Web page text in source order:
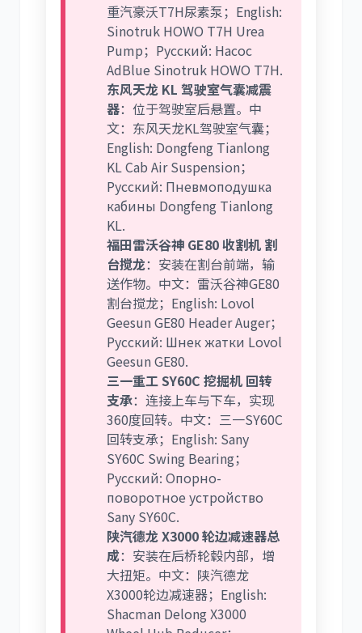
重汽豪沃T7H尿素泵；English:
Sinotruk HOWO T7H Urea
Pump；Русский: Насос
AdBlue Sinotruk HOWO T7H.
东风天龙 KL 驾驶室气囊减震
器：位于驾驶室后悬置。中
文：东风天龙KL驾驶室气囊；
English: Dongfeng Tianlong
KL Cab Air Suspension；
Русский: Пневмоподушка
кабины Dongfeng Tianlong
KL.
福田雷沃谷神 GE80 收割机 割
台搅龙：安装在割台前端，输
送作物。中文：雷沃谷神GE80
割台搅龙；English: Lovol
Geesun GE80 Header Auger；
Русский: Шнек жатки Lovol
Geesun GE80.
三一重工 SY60C 挖掘机 回转
支承：连接上车与下车，实现
360度回转。中文：三一SY60C
回转支承；English: Sany
SY60C Swing Bearing；
Русский: Опорно-
поворотное устройство
Sany SY60C.
陕汽德龙 X3000 轮边减速器总
成：安装在后桥轮毂内部，增
大扭矩。中文：陕汽德龙
X3000轮边减速器；English:
Shacman Delong X3000